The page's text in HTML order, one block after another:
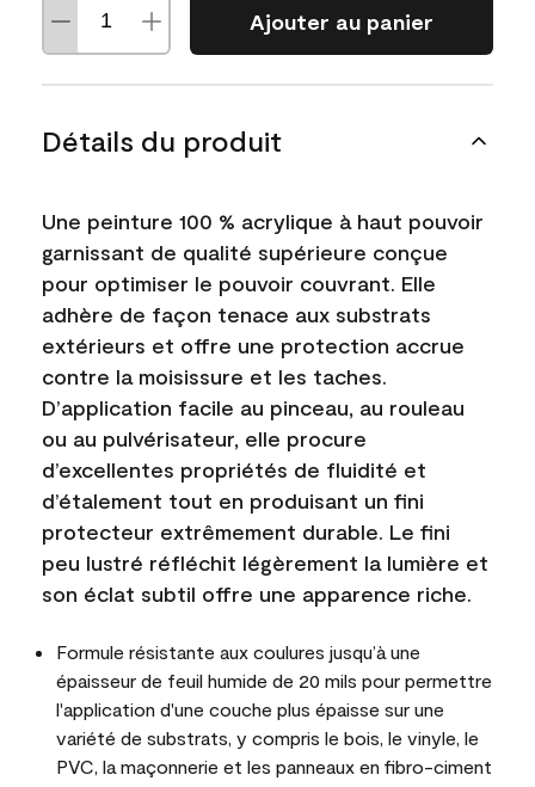
Ajouter au panier
Détails du produit
Une peinture 100 % acrylique à haut pouvoir
garnissant de qualité supérieure conçue
pour optimiser le pouvoir couvrant. Elle
adhère de façon tenace aux substrats
extérieurs et offre une protection accrue
contre la moisissure et les taches.
D’application facile au pinceau, au rouleau
ou au pulvérisateur, elle procure
d’excellentes propriétés de fluidité et
d’étalement tout en produisant un fini
protecteur extrêmement durable. Le fini
peu lustré réfléchit légèrement la lumière et
son éclat subtil offre une apparence riche.
Formule résistante aux coulures jusqu’à une
épaisseur de feuil humide de 20 mils pour permettre
l'application d'une couche plus épaisse sur une
variété de substrats, y compris le bois, le vinyle, le
PVC, la maçonnerie et les panneaux en fibro-ciment